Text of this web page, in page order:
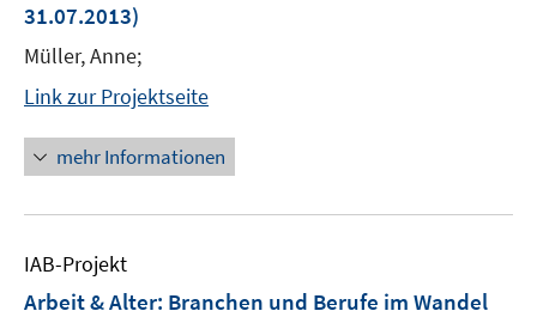
31.07.2013)
Müller, Anne;
Link zur Projektseite
mehr Informationen
IAB-Projekt
Arbeit & Alter: Branchen und Berufe im Wandel